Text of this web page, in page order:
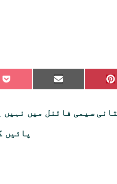
Share
on
Share
on
سیمی فائنل میں نہیں
پائیں